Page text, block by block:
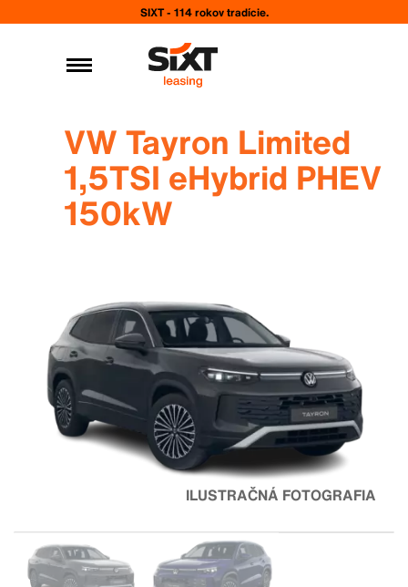
SIXT - 114 rokov tradície.
VW Tayron Limited
1,5TSI eHybrid PHEV
150kW
ILUSTRAČNÁ FOTOGRAFIA